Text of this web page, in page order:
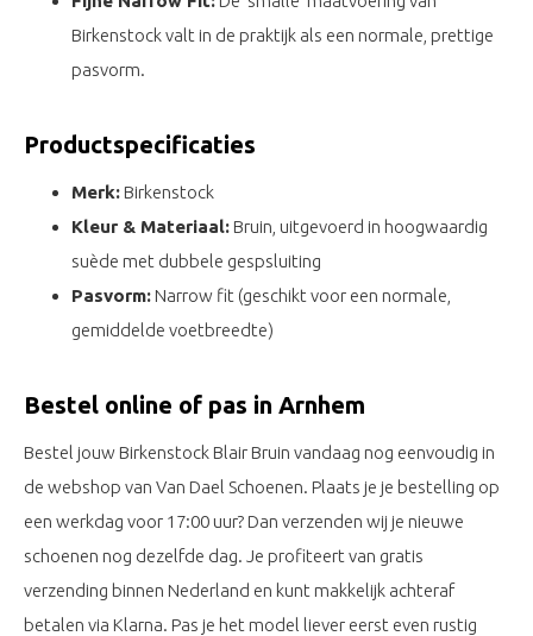
Birkenstock valt in de praktijk als een normale, prettige
pasvorm.
Productspecificaties
Merk: Birkenstock
Kleur & Materiaal: Bruin, uitgevoerd in hoogwaardig
suède met dubbele gespsluiting
Pasvorm: Narrow fit (geschikt voor een normale,
gemiddelde voetbreedte)
Bestel online of pas in Arnhem
Bestel jouw Birkenstock Blair Bruin vandaag nog eenvoudig in
de webshop van Van Dael Schoenen. Plaats je je bestelling op
een werkdag voor 17:00 uur? Dan verzenden wij je nieuwe
schoenen nog dezelfde dag. Je profiteert van gratis
verzending binnen Nederland en kunt makkelijk achteraf
betalen via Klarna. Pas je het model liever eerst even rustig